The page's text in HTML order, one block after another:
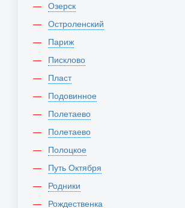
Озерск
Остроленский
Париж
Писклово
Пласт
Подовинное
Полетаево
Полетаево
Полоцкое
Путь Октября
Родники
Рождественка